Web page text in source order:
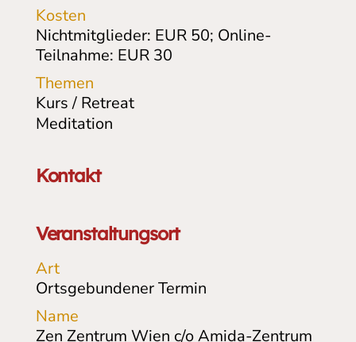
Kosten
Nichtmitglieder: EUR 50; Online-
Teilnahme: EUR 30
Themen
Kurs / Retreat
Meditation
Kontakt
Veranstaltungsort
Art
Ortsgebundener Termin
Name
Zen Zentrum Wien c/o Amida-Zentrum